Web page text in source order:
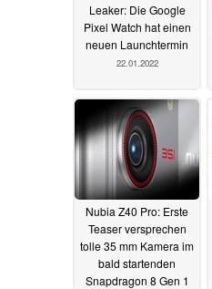
Leaker: Die Google
Pixel Watch hat einen
neuen Launchtermin
22.01.2022
Nubia Z40 Pro: Erste
Teaser versprechen
tolle 35 mm Kamera im
bald startenden
Snapdragon 8 Gen 1